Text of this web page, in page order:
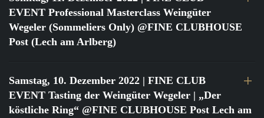
EVENT Professional Masterclass Weingüter
Wegeler (Sommeliers Only) @FINE CLUBHOUSE
Post (Lech am Arlberg)
Samstag, 10. Dezember 2022 | FINE CLUB
EVENT Tasting der Weingüter Wegeler | „Der
köstliche Ring“ @FINE CLUBHOUSE Post Lech am